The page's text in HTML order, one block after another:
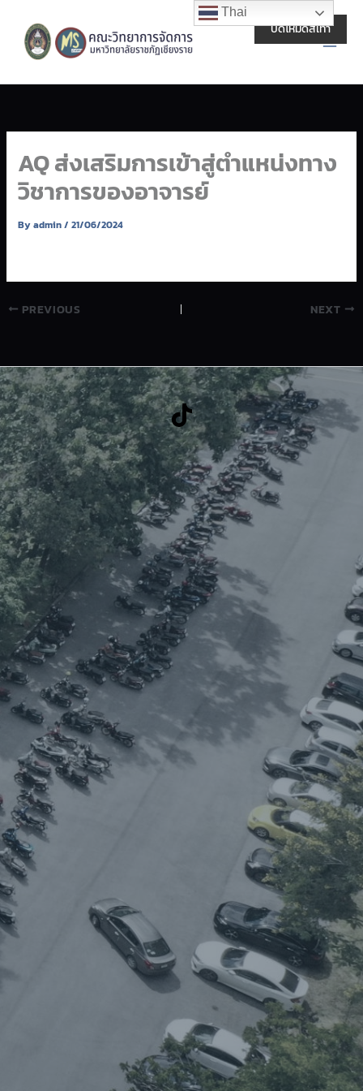
content
Main
AQ ส่งเสริมการเข้าสู่ตำแหน่งทาง
วิชาการของอาจารย์
Byadmin/21/06/2024
PREVIOUS NEXT
Thai
ปิดโหมดสีเทา